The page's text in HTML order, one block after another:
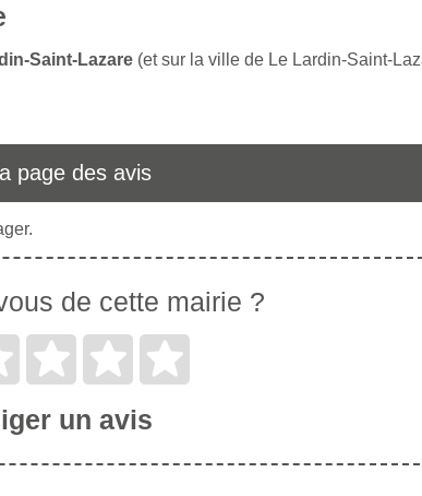
Saint-Lazare (et sur la ville de Le Lardin-Saint-
page des avis
de cette mairie ?
un avis